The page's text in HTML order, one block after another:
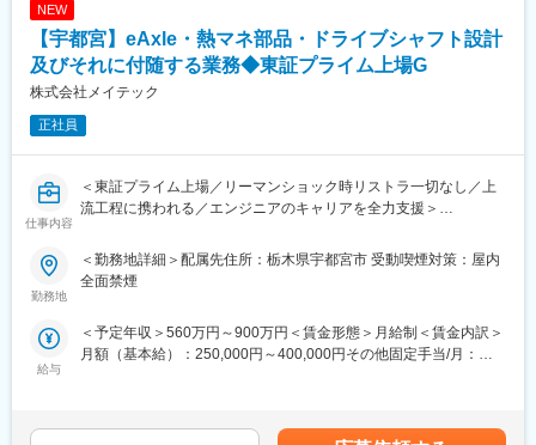
■企業の特徴/魅力
安定した基盤を持つ当社では、長期的な視点でキャリア形成が可
能です。専門性を磨きながら社会貢献性の高い業務に携われま
す。
変更の範囲：会社の定める業務
以外の業務の割合が増えていき、技術の第一線からは離れてしま
う傾向にあります。一方で技術者派遣の社員は技術業務に集中す
ることができるため、よりエンジニアとしての技術を磨くことが
できます。中でもメイテックは、上流工程に特化しており、「生
涯プロエンジニア」として活躍できます。
（1）生涯プロエンジニアとして働ける環境…エンジニアのキャリ
アを第一に考える企業です。半年に1回拠点長との面談があり、自
ルを見つめ将来的にどんな経験を積むべきかを相談できる環境が
あります。また、業界トップクラスの実績を持つため、多くのお
れるだけではなく、中には外注選定を任されているエンジニアも
おります。1974年の設立以来、200名以上のエンジニアが定年を
ンジニア主催の勉強会が900回以上開催されるなど、エンジニア
NEW
【宇都宮】eAxle・熱マネ部品・ドライブシャフト設計
及びそれに付随する業務◆東証プライム上場G
株式会社メイテック
正社員
仕事内容
＜東証プライム上場／リーマンショック時リストラ一切なし／上
流工程に携われる／エンジニアのキャリアを全力支援＞
【業務内容】
eAxle・熱マネ部品・ドライブシャフトの車載レイアウト検討(メ
※必ずしも当案件に配属になる訳ではないため、あらかじめご了承
ください。入社時の受注状況や、本人のキャリアアップを第一に
勤務地
＜勤務地詳細＞配属先住所：栃木県宇都宮市 受動喫煙対策：屋内
全面禁煙
給与
＜予定年収＞560万円～900万円＜賃金形態＞月給制＜賃金内訳＞
月額（基本給）：250,000円～400,000円その他固定手当/月：
選考を通じて上下する可能性があります。月給(月額)は固定手当を